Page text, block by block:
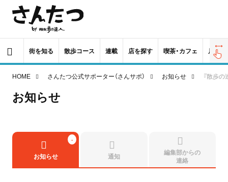
街を知る 散歩コース 連載 店を探す 喫茶・カフェ 居酒屋
HOME さんたつ公式サポーター（さんサポ） お知らせ 『散歩の
お知らせ
お知らせ 通知
編集部からの
連絡